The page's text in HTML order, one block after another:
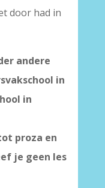
door had in
andere
in
in
proza en
je geen les